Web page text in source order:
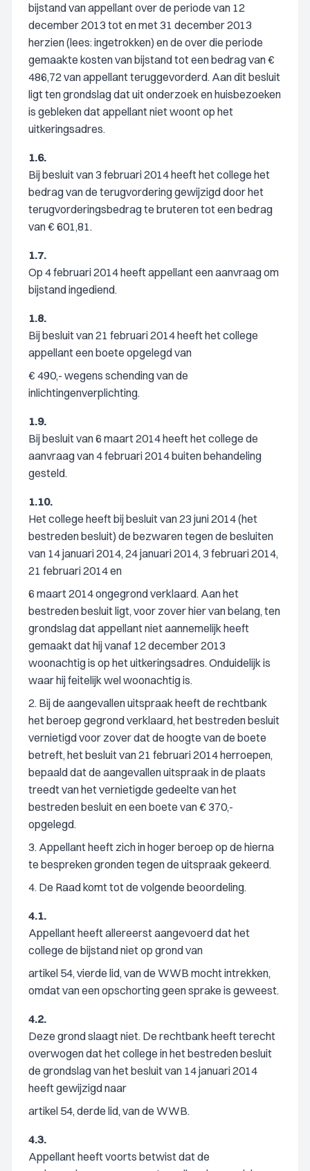
bijstand van appellant over de periode van 12
december 2013 tot en met 31 december 2013
herzien (lees: ingetrokken) en de over die periode
gemaakte kosten van bijstand tot een bedrag van €
486,72 van appellant teruggevorderd. Aan dit besluit
ligt ten grondslag dat uit onderzoek en huisbezoeken
is gebleken dat appellant niet woont op het
uitkeringsadres.
1.6.
Bij besluit van 3 februari 2014 heeft het college het
bedrag van de terugvordering gewijzigd door het
terugvorderingsbedrag te bruteren tot een bedrag
van € 601,81.
1.7.
Op 4 februari 2014 heeft appellant een aanvraag om
bijstand ingediend.
1.8.
Bij besluit van 21 februari 2014 heeft het college
appellant een boete opgelegd van
€ 490,- wegens schending van de
inlichtingenverplichting.
1.9.
Bij besluit van 6 maart 2014 heeft het college de
aanvraag van 4 februari 2014 buiten behandeling
gesteld.
1.10.
Het college heeft bij besluit van 23 juni 2014 (het
bestreden besluit) de bezwaren tegen de besluiten
van 14 januari 2014, 24 januari 2014, 3 februari 2014,
21 februari 2014 en
6 maart 2014 ongegrond verklaard. Aan het
bestreden besluit ligt, voor zover hier van belang, ten
grondslag dat appellant niet aannemelijk heeft
gemaakt dat hij vanaf 12 december 2013
woonachtig is op het uitkeringsadres. Onduidelijk is
waar hij feitelijk wel woonachtig is.
2. Bij de aangevallen uitspraak heeft de rechtbank
het beroep gegrond verklaard, het bestreden besluit
vernietigd voor zover dat de hoogte van de boete
betreft, het besluit van 21 februari 2014 herroepen,
bepaald dat de aangevallen uitspraak in de plaats
treedt van het vernietigde gedeelte van het
bestreden besluit en een boete van € 370,-
opgelegd.
3. Appellant heeft zich in hoger beroep op de hierna
te bespreken gronden tegen de uitspraak gekeerd.
4. De Raad komt tot de volgende beoordeling.
4.1.
Appellant heeft allereerst aangevoerd dat het
college de bijstand niet op grond van
artikel 54, vierde lid, van de WWB mocht intrekken,
omdat van een opschorting geen sprake is geweest.
4.2.
Deze grond slaagt niet. De rechtbank heeft terecht
overwogen dat het college in het bestreden besluit
de grondslag van het besluit van 14 januari 2014
heeft gewijzigd naar
artikel 54, derde lid, van de WWB.
4.3.
Appellant heeft voorts betwist dat de